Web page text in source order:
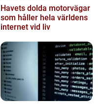
Havets dolda motorvägar
som håller hela världens
internet vid liv